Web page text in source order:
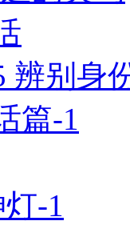
辨别身
篇-1
-1